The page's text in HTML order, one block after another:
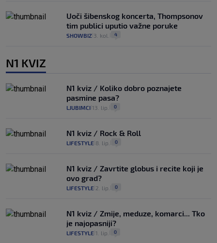
Uoči šibenskog koncerta, Thompsonov
tim publici uputio važne poruke
SHOWBIZ 3. kol. 4
N1 KVIZ
N1 kviz / Koliko dobro poznajete
pasmine pasa?
LJUBIMCI 13. lip. 0
N1 kviz / Rock & Roll
LIFESTYLE 8. lip. 0
N1 kviz / Zavrtite globus i recite koji je
ovo grad?
LIFESTYLE 2. lip. 0
N1 kviz / Zmije, meduze, komarci... Tko
je najopasniji?
LIFESTYLE 1. lip. 0